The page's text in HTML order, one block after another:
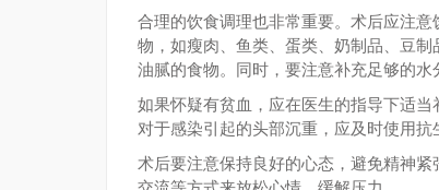
合理的饮食调理也非常重要。术后应注
物，如瘦肉、鱼类、蛋类、奶制品、豆制
油腻的食物。同时，要注意补充足够的水
如果怀疑有贫血，应在医生的指导下适当
对于感染引起的头部沉重，应及时使用抗
术后要注意保持良好的心态，避免精神